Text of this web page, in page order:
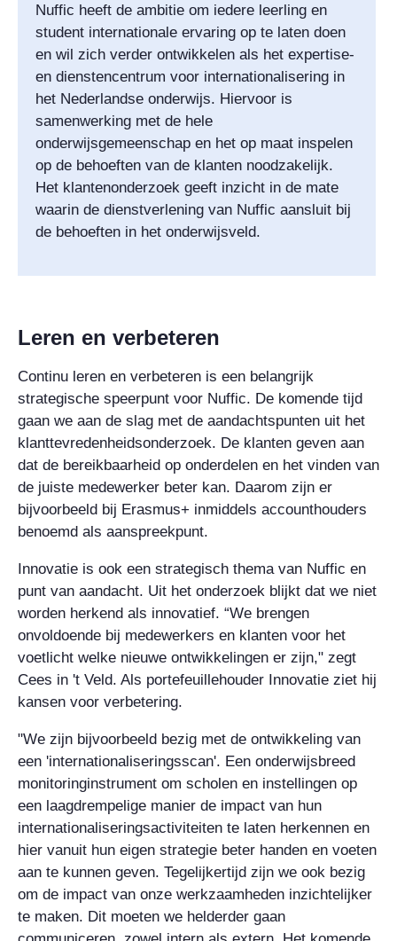
Nuffic heeft de ambitie om iedere leerling en
student internationale ervaring op te laten doen
en wil zich verder ontwikkelen als het expertise-
en dienstencentrum voor internationalisering in
het Nederlandse onderwijs. Hiervoor is
samenwerking met de hele
onderwijsgemeenschap en het op maat inspelen
op de behoeften van de klanten noodzakelijk.
Het klantenonderzoek geeft inzicht in de mate
waarin de dienstverlening van Nuffic aansluit bij
de behoeften in het onderwijsveld.
Leren en verbeteren
Continu leren en verbeteren is een belangrijk
strategische speerpunt voor Nuffic. De komende tijd
gaan we aan de slag met de aandachtspunten uit het
klanttevredenheidsonderzoek. De klanten geven aan
dat de bereikbaarheid op onderdelen en het vinden van
de juiste medewerker beter kan. Daarom zijn er
bijvoorbeeld bij Erasmus+ inmiddels accounthouders
benoemd als aanspreekpunt.
Innovatie is ook een strategisch thema van Nuffic en
punt van aandacht. Uit het onderzoek blijkt dat we niet
worden herkend als innovatief. “We brengen
onvoldoende bij medewerkers en klanten voor het
voetlicht welke nieuwe ontwikkelingen er zijn," zegt
Cees in 't Veld. Als portefeuillehouder Innovatie ziet hij
kansen voor verbetering.
"We zijn bijvoorbeeld bezig met de ontwikkeling van
een 'internationaliseringsscan'. Een onderwijsbreed
monitoringinstrument om scholen en instellingen op
een laagdrempelige manier de impact van hun
internationaliseringsactiviteiten te laten herkennen en
hier vanuit hun eigen strategie beter handen en voeten
aan te kunnen geven. Tegelijkertijd zijn we ook bezig
om de impact van onze werkzaamheden inzichtelijker
te maken. Dit moeten we helderder gaan